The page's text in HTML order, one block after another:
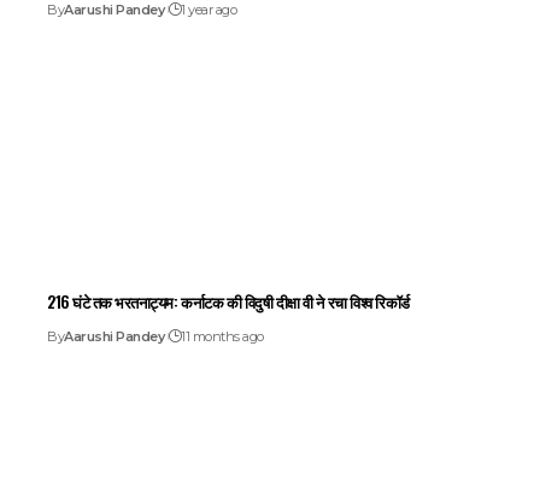
ByAarushi Pandey 1 year ago
216 घंटे तक भरतनाट्यम: कर्नाटक की विदुषी दीक्षा वी ने रचा विश्व रिकॉर्ड
ByAarushi Pandey 11 months ago